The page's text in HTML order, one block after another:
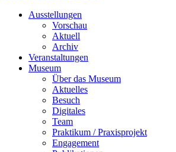
Ausstellungen
Vorschau
Aktuell
Archiv
Veranstaltungen
Museum
Über das Museum
Aktuelles
Besuch
Digitales
Team
Praktikum / Praxisprojekt
Engagement